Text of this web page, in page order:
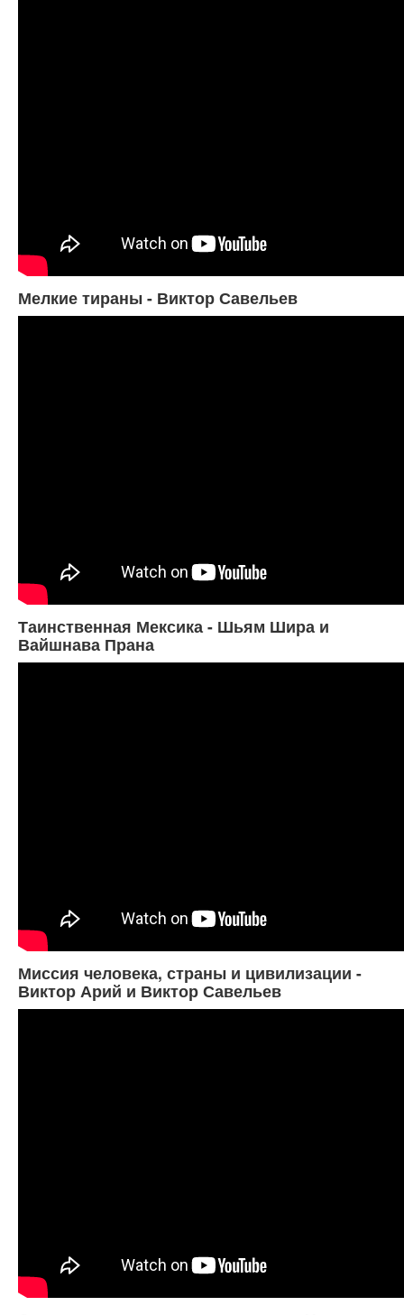
Мелкие тираны - Виктор Савельев
Таинственная Мексика - Шьям Шира и
Вайшнава Прана
Миссия человека, страны и цивилизации -
Виктор Арий и Виктор Савельев